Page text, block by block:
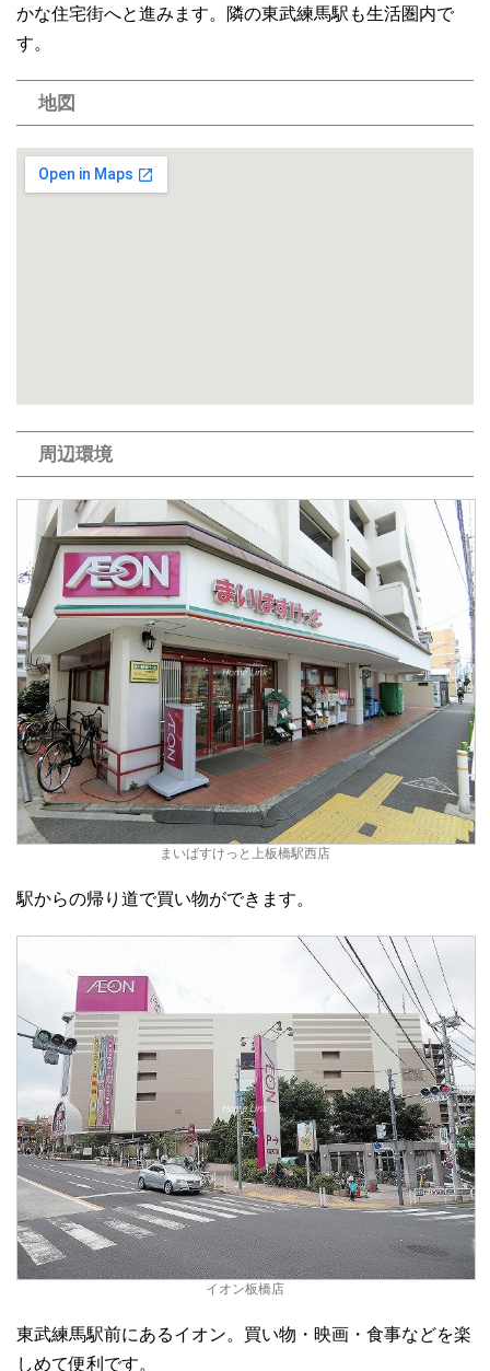
かな住宅街へと進みます。隣の東武練馬駅も生活圏内で
す。
地図
周辺環境
まいばすけっと上板橋駅西店
駅からの帰り道で買い物ができます。
イオン板橋店
東武練馬駅前にあるイオン。買い物・映画・食事などを楽
しめて便利です。